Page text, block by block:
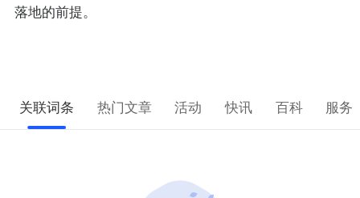
落地的前提。
关联词条 热门文章 活动 快讯 百科 服务